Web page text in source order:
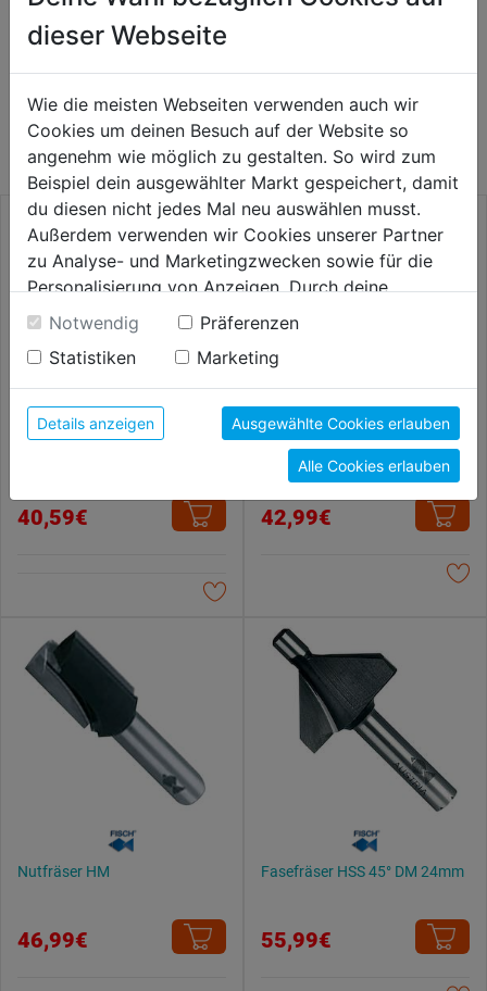
WEITERE PRODUKTE AUS DIESER
KATEGORIE
40,59€
Versenkerset SP DM
13/16/20mm
42,99€
Nutfräser HM
46,99€
Fasefräser HSS 45° DM 24mm
55,99€
dieser Webseite
Wie die meisten Webseiten verwenden auch wir
Cookies um deinen Besuch auf der Website so
angenehm wie möglich zu gestalten. So wird zum
Beispiel dein ausgewählter Markt gespeichert, damit
du diesen nicht jedes Mal neu auswählen musst.
Außerdem verwenden wir Cookies unserer Partner
zu Analyse- und Marketingzwecken sowie für die
Personalisierung von Anzeigen. Durch deine
Einwilligung werden die Daten von Drittanbieter,
unter anderem auch in den USA, verarbeitet.
Durch Klick auf "Alle Cookies erlauben" stimmst du
der Verwendung aller Cookies zu. Unter "Details
anzeigen" findest du alle Infos zu den
unterschiedlichen Cookies, unter "Cookies
Konfigurieren" kannst du auswählen, welche Cookies
du zulassen möchtest und welche nicht.
Weitere Informationen findest du in unserer
Notwendig
Präferenzen
Statistiken
Marketing
Details anzeigen Ausgewählte Cookies erlauben
Alle Cookies erlauben